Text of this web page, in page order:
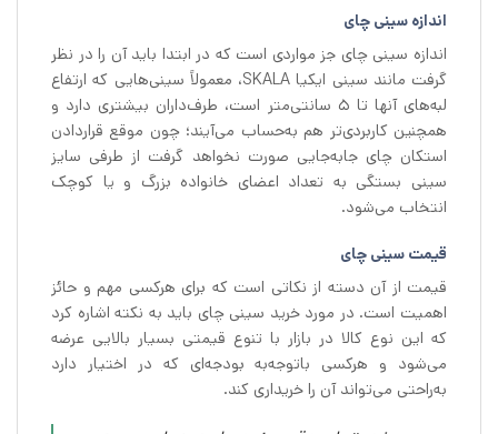
اندازه سینی چای
اندازه سینی چای جز مواردی است که در ابتدا باید آن را در نظر
گرفت مانند سینی ایکیا SKALA، معمولاً سینی‌هایی که ارتفاع
لبه‌های آنها تا ۵ سانتی‌متر است، طرف‌داران بیشتری دارد و
همچنین کاربردی‌تر هم به‌حساب می‌آیند؛ چون موقع قراردادن
استکان چای جابه‌جایی صورت نخواهد گرفت از طرفی سایز
سینی بستگی به تعداد اعضای خانواده بزرگ و یا کوچک
انتخاب می‌شود.
قیمت سینی چای
قیمت از آن دسته از نکاتی است که برای هرکسی مهم و حائز
اهمیت است. در مورد خرید سینی چای باید به نکته اشاره کرد
که این نوع کالا در بازار با تنوع قیمتی بسیار بالایی عرضه
می‌شود و هرکسی باتوجه‌به بودجه‌ای که در اختیار دارد
به‌راحتی می‌تواند آن را خریداری کند.